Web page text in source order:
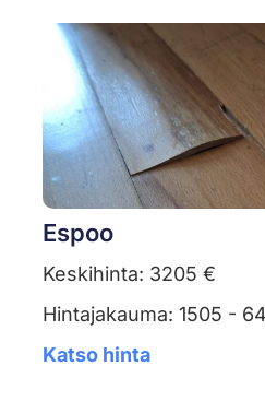
Espoo
Keskihinta: 3205 €
Hintajakauma: 1505 -
Katso hinta